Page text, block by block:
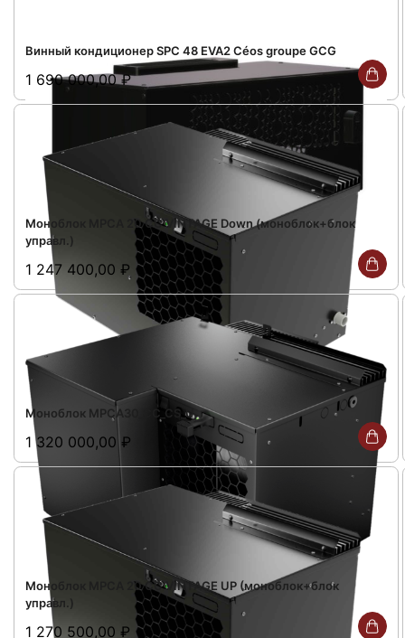
Винный кондиционер SPC 48 EVA2 Céos groupe GCG
1 690 000,00₽
Моноблок MPCA 20 СС VINTAGE Down (моноблок+блок
управл.)
1 247 400,00 ₽
Моноблок MPCA30_CC_CS_U
1 320 000,00₽
Моноблок MPCA 20 СС VINTAGE UP (моноблок+блок
управл.)
1 270 500,00 ₽